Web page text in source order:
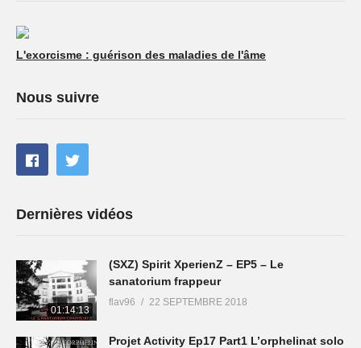
L'exorcisme : guérison des maladies de l'âme
Nous suivre
Dernières vidéos
01:14:13
(SXZ) Spirit XperienZ – EP5 – Le
sanatorium frappeur
flav96 22 SEPTEMBRE 2018
Projet Activity Ep17 Part1 L’orphelinat solo